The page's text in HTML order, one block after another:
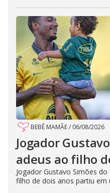
BEBÊ MAMÃE/ 06/08/2026
Jogador
adeus ao filho
Jogador Gustavo Simões
filho de dois anos partiu em